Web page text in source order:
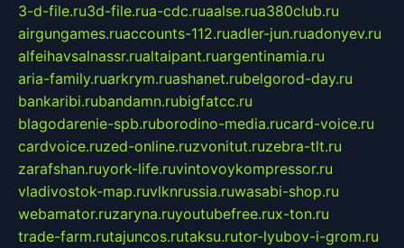
3-d-file.ru3d-file.rua-cdc.ruaalse.rua380club.ru
airgungames.ruaccounts-112.ruadler-jun.ruadonyev.ru
alfeihavsalnassr.rualtaipant.ruargentinamia.ru
aria-family.ruarkrym.ruashanet.rubelgorod-day.ru
bankaribi.rubandamn.rubigfatcc.ru
blagodarenie-spb.ruborodino-media.rucard-voice.ru
cardvoice.ruzed-online.ruzvonitut.ruzebra-tlt.ru
zarafshan.ruyork-life.ruvintovoykompressor.ru
vladivostok-map.ruvlknrussia.ruwasabi-shop.ru
webamator.ruzaryna.ruyoutubefree.rux-ton.ru
trade-farm.rutajuncos.rutaksu.rutor-lyubov-i-grom.ru